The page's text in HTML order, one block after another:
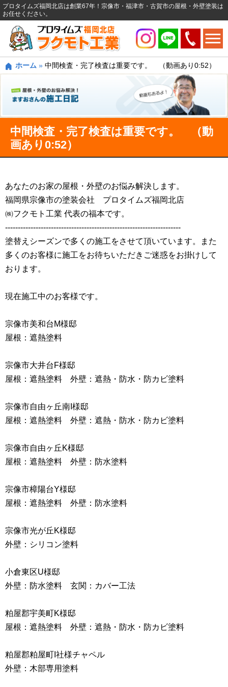
プロタイムズ福岡北店は創業67年！宗像市・福津市・古賀市の屋根・外壁塗装は
お任せください。
ホーム » 中間検査・完了検査は重要です。 （動画あり0:52）
中間検査・完了検査は重要です。 （動
画あり0:52）
あなたのお家の屋根・外壁のお悩み解決します。
福岡県宗像市の塗装会社 プロタイムズ福岡北店
㈱フクモト工業 代表の福本です。
---------------------------------------------------------------------
塗替えシーズンで多くの施工をさせて頂いています。また
多くのお客様に施工をお待ちいただきご迷惑をお掛けして
おります。
現在施工中のお客様です。
宗像市美和台M様邸
屋根：遮熱塗料
宗像市大井台F様邸
屋根：遮熱塗料 外壁：遮熱・防水・防カビ塗料
宗像市自由ヶ丘南I様邸
屋根：遮熱塗料 外壁：遮熱・防水・防カビ塗料
宗像市自由ヶ丘K様邸
屋根：遮熱塗料 外壁：防水塗料
宗像市樟陽台Y様邸
屋根：遮熱塗料 外壁：防水塗料
宗像市光が丘K様邸
外壁：シリコン塗料
小倉東区U様邸
外壁：防水塗料 玄関：カバー工法
粕屋郡宇美町K様邸
屋根：遮熱塗料 外壁：遮熱・防水・防カビ塗料
粕屋郡粕屋町I社様チャペル
外壁：木部専用塗料